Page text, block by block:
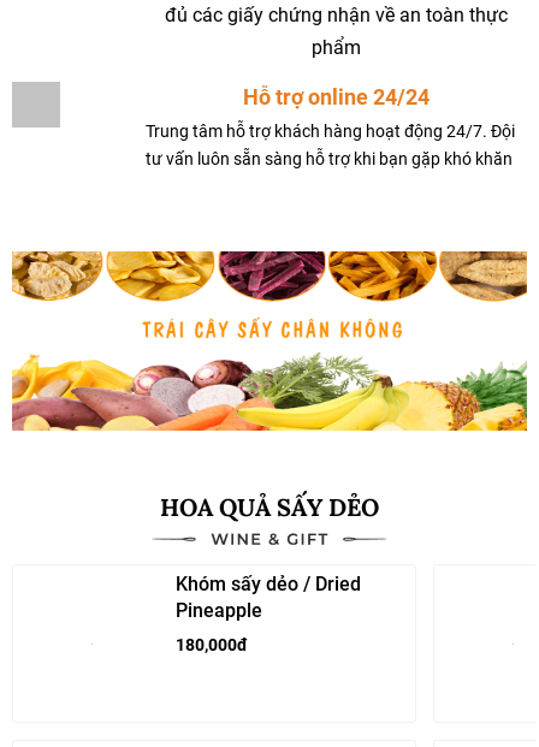
đủ các giấy chứng nhận về an toàn thực
phẩm
Hỗ trợ online 24/24
Trung tâm hỗ trợ khách hàng hoạt động 24/7. Đội
tư vấn luôn sẵn sàng hỗ trợ khi bạn gặp khó khăn
HOA QUẢ SẤY DẺO
Khóm sấy dẻo / Dried
Pineapple
180,000đ